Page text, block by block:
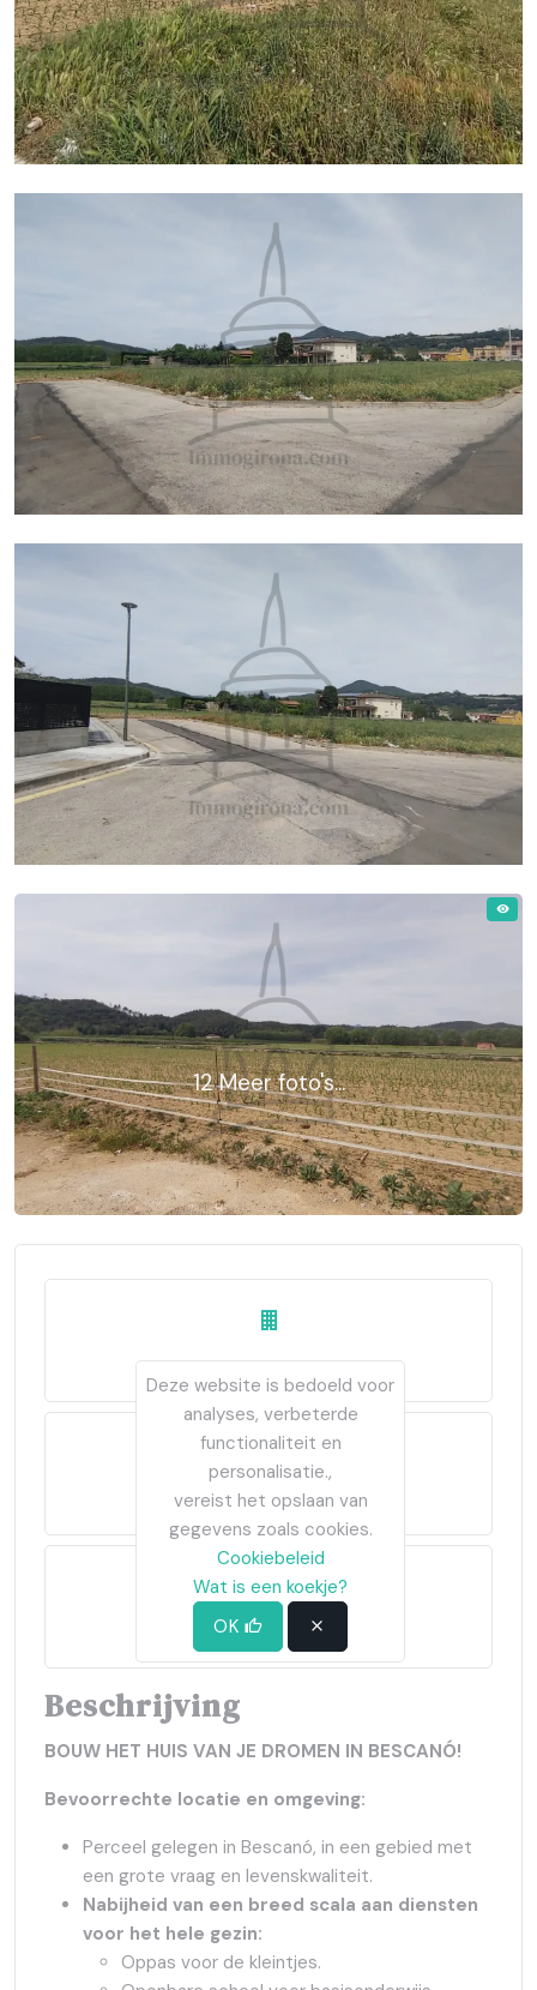
12 Meer foto's...
Tweedehands
2.356m²
2025-04-05
Beschrijving
BOUW HET HUIS VAN JE DROMEN IN BESCANÓ!
Bevoorrechte locatie en omgeving:
Perceel gelegen in Bescanó, in een gebied met
een grote vraag en levenskwaliteit.
Nabijheid van een breed scala aan diensten
voor het hele gezin:
Oppas voor de kleintjes.
Deze website is bedoeld voor
analyses, verbeterde
functionaliteit en
personalisatie.,
vereist het opslaan van
gegevens zoals cookies.
Cookiebeleid
Wat is een koekje?
OK